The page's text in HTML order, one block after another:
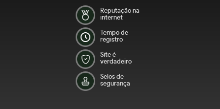
Reputação na
internet
Tempo de
registro
Site é
verdadeiro
Selos de
segurança